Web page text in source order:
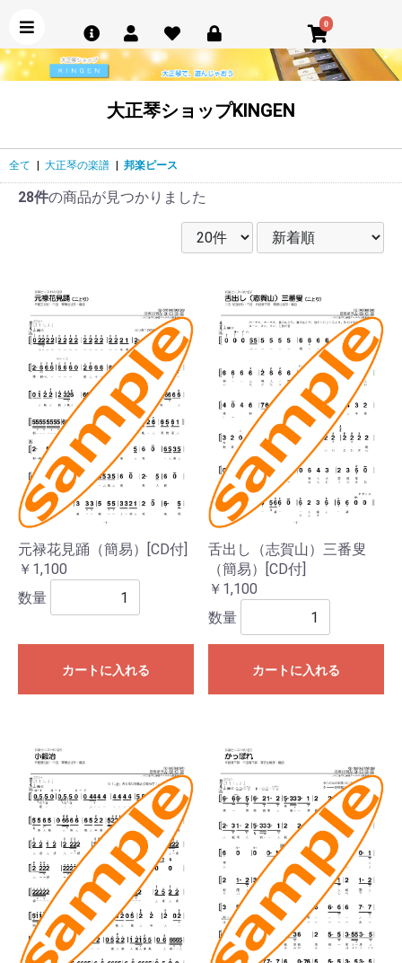
0
大正琴ショップKINGEN
全て 大正琴の楽譜 邦楽ピース
28件の商品が見つかりました
元禄花見踊（簡易）[CD付]
￥1,100
数量
カートに入れる
舌出し（志賀山）三番叟
（簡易）[CD付]
￥1,100
数量
カートに入れる